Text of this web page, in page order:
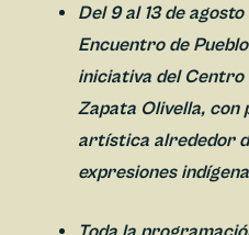
Del 9 al 13 de
Encuentro de
iniciativa del Centro
Zapata Olivella,
artística alrededor
expresiones